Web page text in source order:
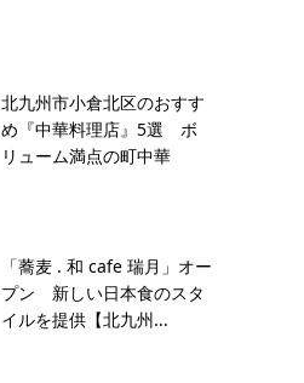
北九州市小倉北区のおすす
め『中華料理店』5選 ボ
リューム満点の町中華
「蕎麦 . 和 cafe 瑞月」オー
プン 新しい日本食のスタ
イルを提供【北九州...